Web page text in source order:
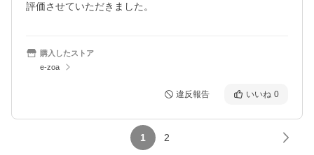
評価させていただきました。
購入したストア
e-zoa
違反報告 いいね 0
1 2